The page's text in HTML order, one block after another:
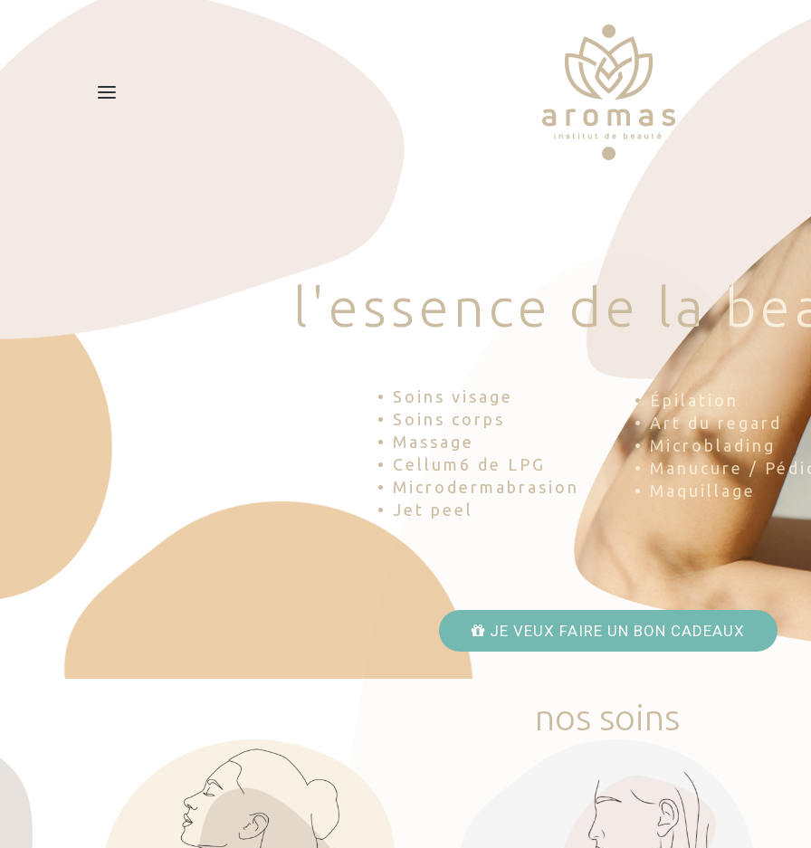
l 'esse nce d e la be
• Soins visage
• Soins corps
• Massage
• Cellum6 de LPG
• Microdermabrasion
• Jet peel
• Épilation
• Art du regard
• Microblading
• Manucure /
• Maquillage
JE VEUX FAIRE UN BON CADEAUX
nos soins